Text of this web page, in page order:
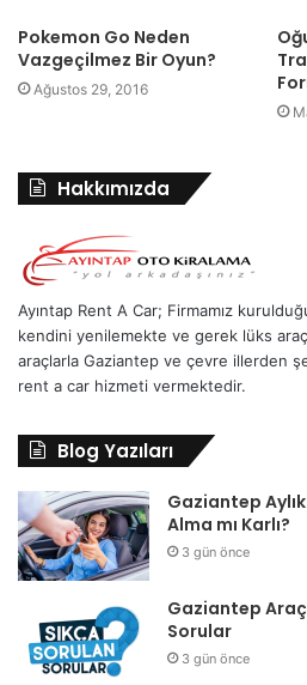
Pokemon Go Neden
Vazgeçilmez Bir Oyun?
Ağustos 29, 2016
Hakkımızda
Ayıntap Rent A Car; Firmamız
kendini yenilemekte ve gerek lüks
araçlarla Gaziantep ve çevre illerden
rent a car hizmeti vermektedir.
Blog Yazıları
Gaziantep
Alma mı Karlı?
3 gün önce
Gaziantep Araç
Sorular
3 gün önce